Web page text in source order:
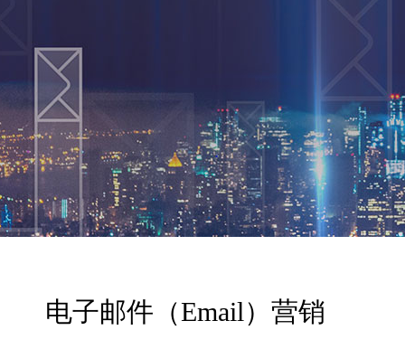
电子邮件（Email）营销